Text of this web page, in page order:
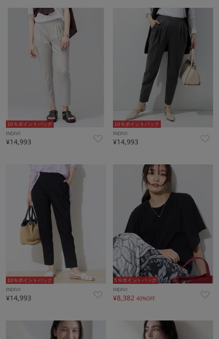
10％ポイントバック
INDIVI
¥14,993
10％ポイントバック
INDIVI
¥14,993
10％ポイントバック
INDIVI
¥14,993
5％ポイントバック
INDIVI
¥8,38240%OFF